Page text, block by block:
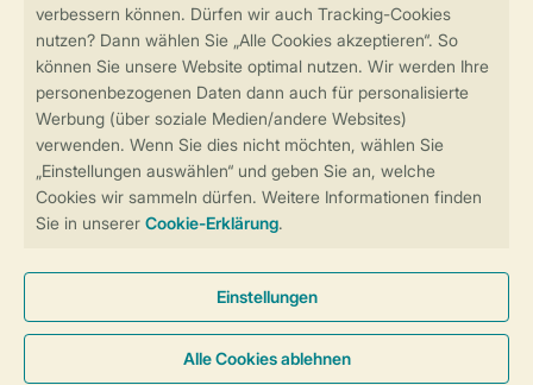
Sicherstellung Deiner Privatsphäre
Weitere Informationen und Einstellungen
Sichere Datenübertragung
Sicheres Bezahlen
Allgemeine Bedingungen Impressum
Cookies und Banner
Barrierefreiheit